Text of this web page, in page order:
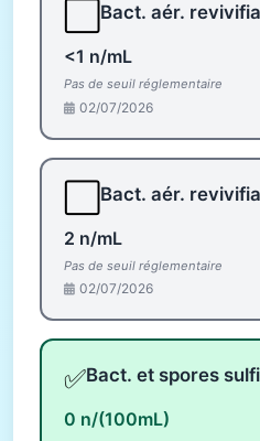
Bact. aér.
<1 n/mL
Pas de seuil réglementaire
02/07/2026
Bact. aér.
2 n/mL
Pas de seuil réglementaire
02/07/2026
✅Bact. et spores
0 n/(100mL)